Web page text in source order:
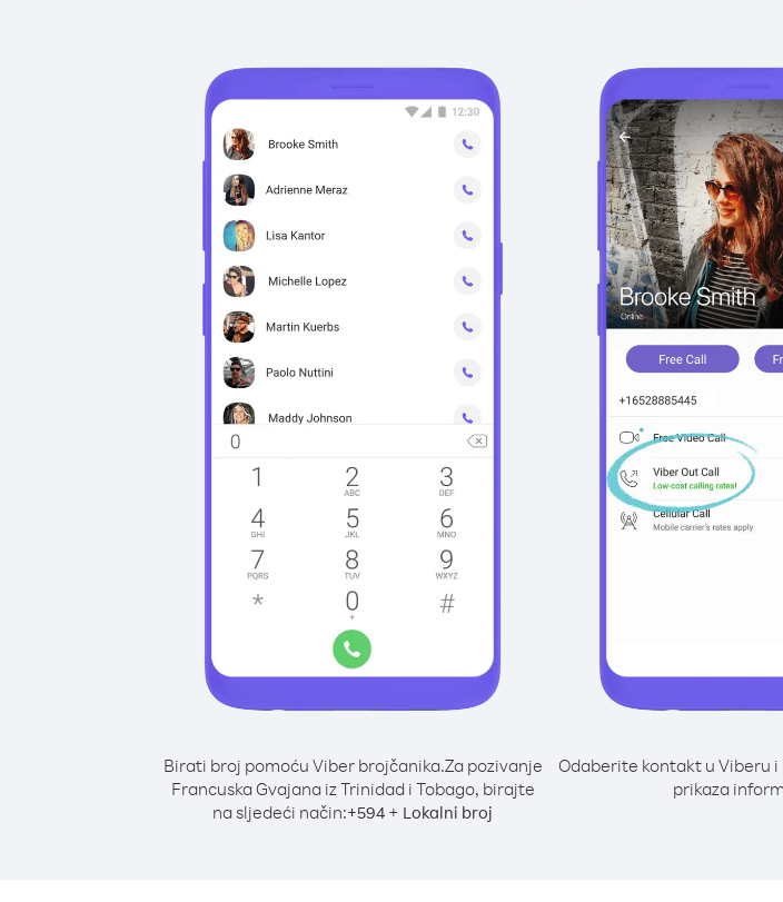
Birati broj pomoću Viber brojčanika.Za pozivanje
Francuska Gvajana iz Trinidad i Tobago, birajte
na sljedeći način:+594 + Lokalni broj
Odaberite kontakt u Viberu
prikaza